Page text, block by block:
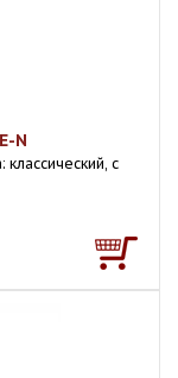
N
классический, с